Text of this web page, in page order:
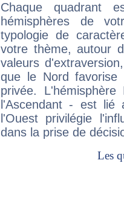
Chaque quadrant
hémisphères de
typologie de
votre thème, autour
valeurs
que le Nord favorise
privée.
l'Ascendant - est
l'Ouest privilégie
dans la prise de